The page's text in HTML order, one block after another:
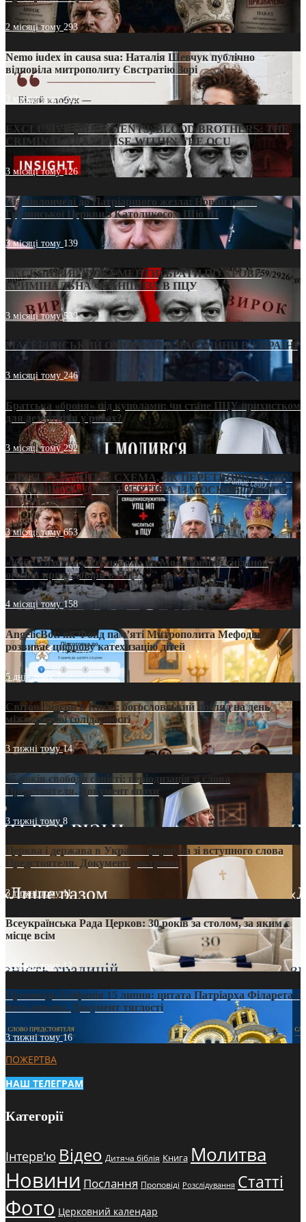
2 місяці тому 293
Nemo iudex in causa sua: Наталія Шевчук публічно
відповіла митрополиту Євстратію Зорі
3 місяці тому212
EXCLUSIVE (DOCUMENTS)/BLOOD BROTHERS: THE
CRIMINAL FRANCHISE WITHIN THE OCU
3 місяці тому126
Від віолончелі до Патріаршого жезла: Новий шлях
Грузинської Церкви з Католикосом Шіо III
3 місяці тому 139
ЕКСКЛЮЗИВ (ДОКУМЕНТИ)/БРАТИ ПО КРОВІ:
КРИМІНАЛЬНА ФРАНШИЗА В ПЦУ
3 місяці тому539
МАТЕРИНСЬКИЙ ОМОРФОР В ЧАС ВІЙНИ В УКРАЇНІ
3 місяці тому246
Братська «броня» під куполами: чи стане ПЦУ прихистком
для дезертирів у рясах?
3 місяці тому292
СВЯТІ УХИЛЯНТИ: СХЕМА, ЯК ПЕРЕТВОРИТИ ПЦУ
НА «ОФШОР» ДЛЯ ДЕЗЕРТИРА ІЗ МОСКОВСЬКОГО
ПАТРІАРХАТУ
3 місяці тому653
«Кейс Тихона» у Тернополі: як Молитовний сніданок
оголив кризу довіри в ПЦУ
4 місяці тому158
AngelicBot: як Фонд пам’яті Митрополита Мефодія
розвиває цифрову катехизацію дітей
5 днів тому7
Світові лідери в Києві: богословський погляд на день
міжнародної солідарності
3 тижні тому14
35 років свободи совісті: періодизація зі слова
Предстоятеля. Документ епохи
3 тижні тому 8
Церква і держава в Україні: формула зі вступного слова
Предстоятеля. Документ доктрини
3 тижні тому11
Всеукраїнська Рада Церков: 30 років за столом, за яким є
місце всім
3 тижні тому12
Проповідь Епіфанія 15 липня: цитата Патріарха Філарета з
його амвона. Документ тяглості
3 тижні тому16
ПОЖЕРТВА
НАШ ТЕЛЕГРАМ
Категорії
Інтерв'ю Відео Дитяча біблія Книга Молитва
Новини Послання Проповіді Розслідування Статті
Фото Церковний календар